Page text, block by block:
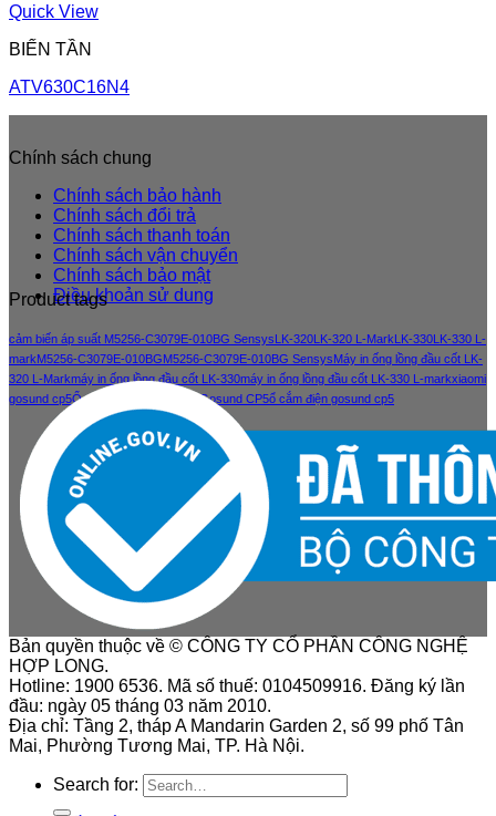
Quick View
BIẾN TẦN
ATV630C16N4
Chính sách chung
Chính sách bảo hành
Chính sách đổi trả
Chính sách thanh toán
Chính sách vận chuyển
Chính sách bảo mật
Điều khoản sử dung
Product tags
cảm biến áp suất M5256-C3079E-010BG Sensys LK-320 LK-320 L-Mark LK-330 LK-330 L-
markM5256-C3079E-010BGM5256-C3079E-010BG SensysMáy in ống lồng đầu cốt LK-
320 L-Markmáy in ống lồng đầu cốt LK-330máy in ống lồng đầu cốt LK-330 L-markxiaomi
gosund cp5Ổ cắm điện thông minh Gosund CP5ổ cắm điện gosund cp5
Bản quyền thuộc về © CÔNG TY CỔ PHẦN CÔNG NGHỆ
HỢP LONG.
Hotline: 1900 6536. Mã số thuế: 0104509916. Đăng ký lần
đầu: ngày 05 tháng 03 năm 2010.
Địa chỉ: Tầng 2, tháp A Mandarin Garden 2, số 99 phố Tân
Mai, Phường Tương Mai, TP. Hà Nội.
Search for: